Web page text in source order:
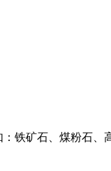
铁矿石、煤粉石